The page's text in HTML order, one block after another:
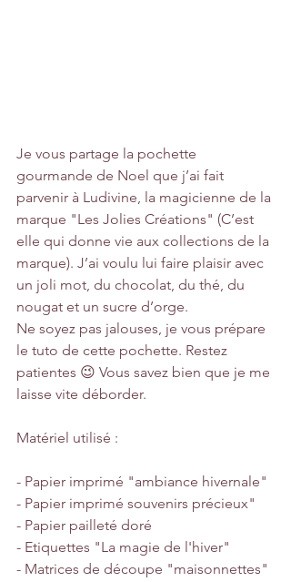
Je vous partage la pochette
gourmande de Noel que j’ai fait
parvenir à Ludivine, la magicienne de la
marque "Les Jolies Créations" (C’est
elle qui donne vie aux collections de la
marque). J’ai voulu lui faire plaisir avec
un joli mot, du chocolat, du thé, du
nougat et un sucre d’orge.
Ne soyez pas jalouses, je vous prépare
le tuto de cette pochette. Restez
patientes 😉 Vous savez bien que je me
laisse vite déborder.
Matériel utilisé :
- Papier imprimé "ambiance hivernale"
- Papier imprimé souvenirs précieux"
- Papier pailleté doré
- Etiquettes "La magie de l'hiver"
- Matrices de découpe "maisonnettes"